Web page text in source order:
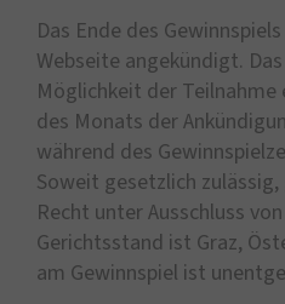
Das Ende des
Webseite angekündigt.
Möglichkeit der Teilnahme
des Monats der
während des
Soweit gesetzlich
Recht unter Ausschluss
Gerichtsstand ist Graz,
am Gewinnspiel ist